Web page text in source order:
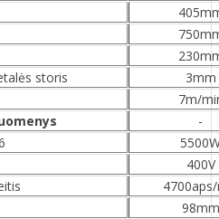
storis
3mm
7m/
-
400V
98mm